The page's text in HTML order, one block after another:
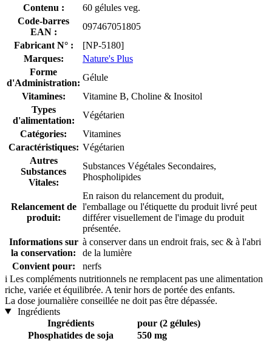
Contenu :
60 gélules veg.
Code-barres
EAN :
097467051805
Fabricant N° :
[NP-5180]
Marques:
Nature's Plus
Forme
d'Administration:
Gélule
Vitamines:
Vitamine B, Choline & Inositol
Types
d'alimentation:
Végétarien
Catégories:
Vitamines
Caractéristiques: Végétarien
Autres
Substances
Vitales:
Substances Végétales Secondaires,
Phospholipides
Relancement de
produit:
En raison du relancement du produit,
l'emballage ou l'étiquette du produit livré peut
différer visuellement de l'image du produit
présentée.
Informations sur
la conservation:
à conserver dans un endroit frais, sec & à l'abri
de la lumière
Convient pour:
nerfs
i Les compléments nutritionnels ne remplacent pas une alimentation
riche, variée et équilibrée. A tenir hors de portée des enfants.
La dose journalière conseillée ne doit pas être dépassée.
Ingrédients
Ingrédients
pour (2 gélules)
Phosphatides de soja
550 mg